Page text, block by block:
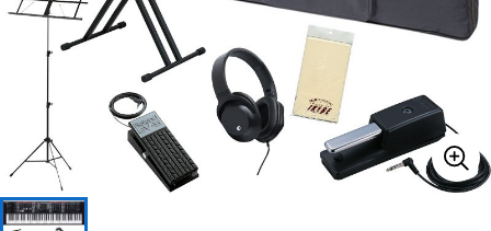
管楽器 その他楽器
アンプ エフェクター
DTM